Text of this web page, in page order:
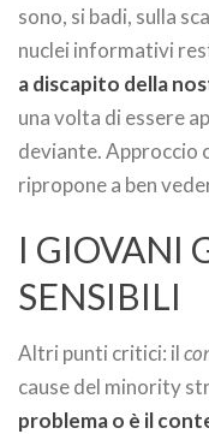
sono, si badi, sulla
nuclei informativi
a discapito della
una volta di essere
deviante. Approccio
ripropone a ben
I GIOVANI
SENSIBILI
Altri punti critici: il
cause del minority
problema o è il